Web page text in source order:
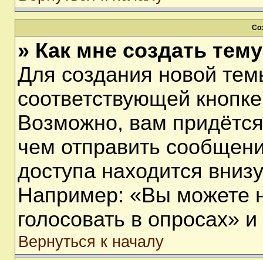
» Как мне создать
Для создания новой
соответствующей
Возможно, вам
чем отправить
доступа находится
Например: «Вы можете
голосовать в опросах» и
Вернуться к началу